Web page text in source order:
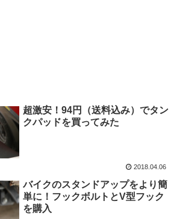
超激安！94円（送料込み）でタン
クパッドを買ってみた
2018.04.06
バイクのスタンドアップをより簡
単に！フックボルトとV型フック
を購入